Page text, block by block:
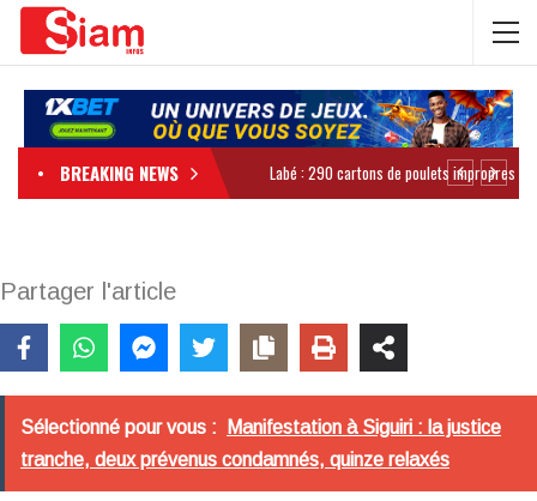
BREAKING NEWS
Partager l'article
Sélectionné pour vous :
Manifestation à Siguiri : la justice
tranche, deux prévenus condamnés, quinze relaxés